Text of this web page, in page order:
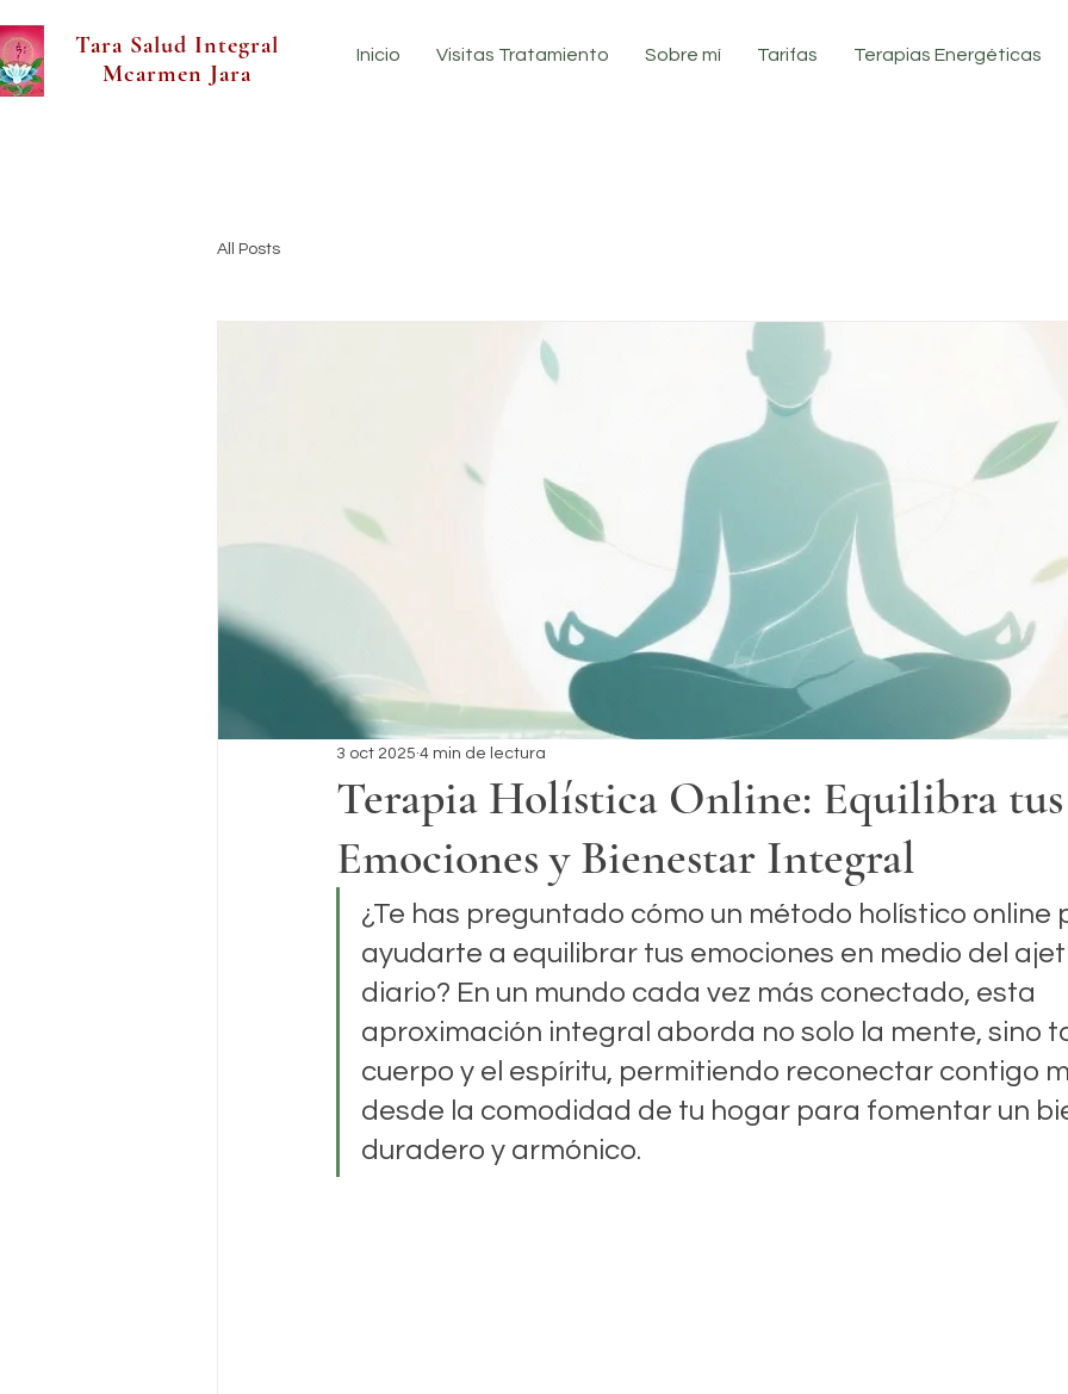
Tara Salud Integral
Mcarmen Jara
Inicio Visitas Tratamiento Sobre mí Tarifas Terapias Energéticas
All Posts
Terapia Holística Online: Equilibra tus
Emociones y Bienestar Integral
3 oct 2025 4 min de lectura
¿Te has preguntado cómo un método holístico online
ayudarte a equilibrar tus emociones en medio del
diario? En un mundo cada vez más conectado, esta
aproximación integral aborda no solo la mente, sino
cuerpo y el espíritu, permitiendo reconectar contigo
desde la comodidad de tu hogar para fomentar un
duradero y armónico.